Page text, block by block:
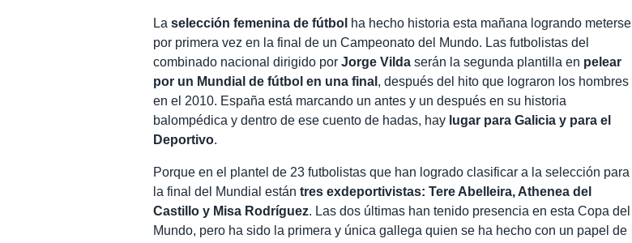
Laselección femenina de fútbol ha hecho historia esta mañana logrando meterse
por primera vez en la final de un Campeonato del Mundo. Las futbolistas del
combinado nacional dirigido porJorge Vilda serán la segunda plantilla en pelear
por un Mundial de fútbol en una final , después del hito que lograron los hombres
en el 2010. España está marcando un antes y un después en su historia
balompédica y dentro de ese cuento de hadas, hay lugar para Galicia y para el
Deportivo.
Porque en el plantel de 23 futbolistas que han logrado clasificar a la selección para
la final del Mundial estántres exdeportivistas: Tere Abelleira, Athenea del
Castillo y Misa Rodríguez. Las dos últimas han tenido presencia en esta Copa del
Mundo, pero ha sido la primera y única gallega quien se ha hecho con un papel de